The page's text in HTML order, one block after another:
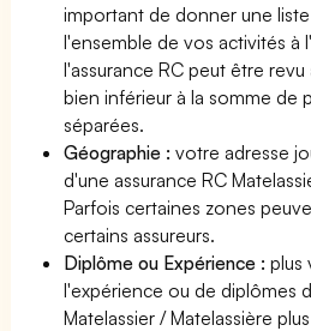
important de donner une
l'ensemble de vos activités à
l'assurance RC peut être revu
bien inférieur à la somme de
séparées.
Géographie :votre adresse
d'une assurance RC
Parfois certaines zones
certains assureurs.
Diplôme ou Expérience :plus
l'expérience ou de diplômes
Matelassier / Matelassière